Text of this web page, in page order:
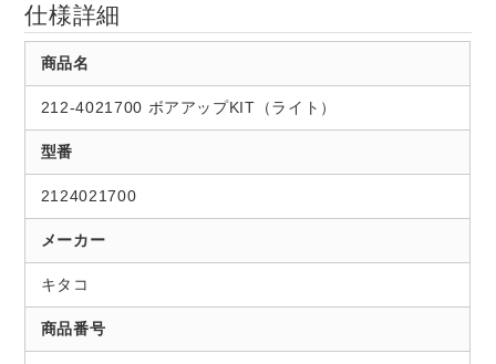
仕様詳細
商品名
212-4021700 ボアアップKIT（ライト）
型番
2124021700
メーカー
キタコ
商品番号